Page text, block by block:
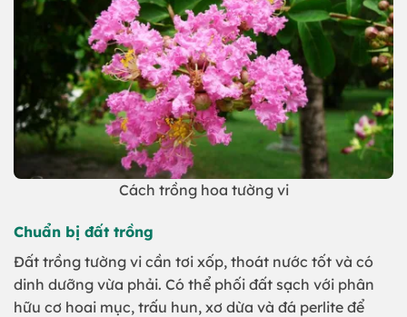
Cách trồng hoa tường vi
Chuẩn bị đất trồng
Đất trồng tường vi cần tơi xốp, thoát nước tốt và có
dinh dưỡng vừa phải. Có thể phối đất sạch với phân
hữu cơ hoai mục, trấu hun, xơ dừa và đá perlite để